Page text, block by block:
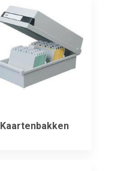
Kaartenbakken